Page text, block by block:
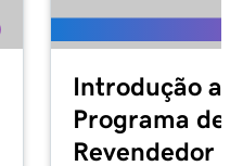
Introdução
Programa de
Revendedor